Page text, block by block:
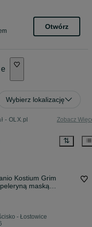
Otwórz
Wybierz lokalizację
- OLX.pl Zobacz
Kostium Grim
maską
kosą DorosłyDziecko
- Łostowice